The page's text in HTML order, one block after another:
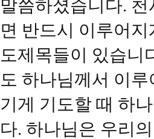
말씀하셨습니다.
면 반드시 이루어
도제목들이 있습니
도 하나님께서 이
기게 기도할 때 하
다. 하나님은 우리